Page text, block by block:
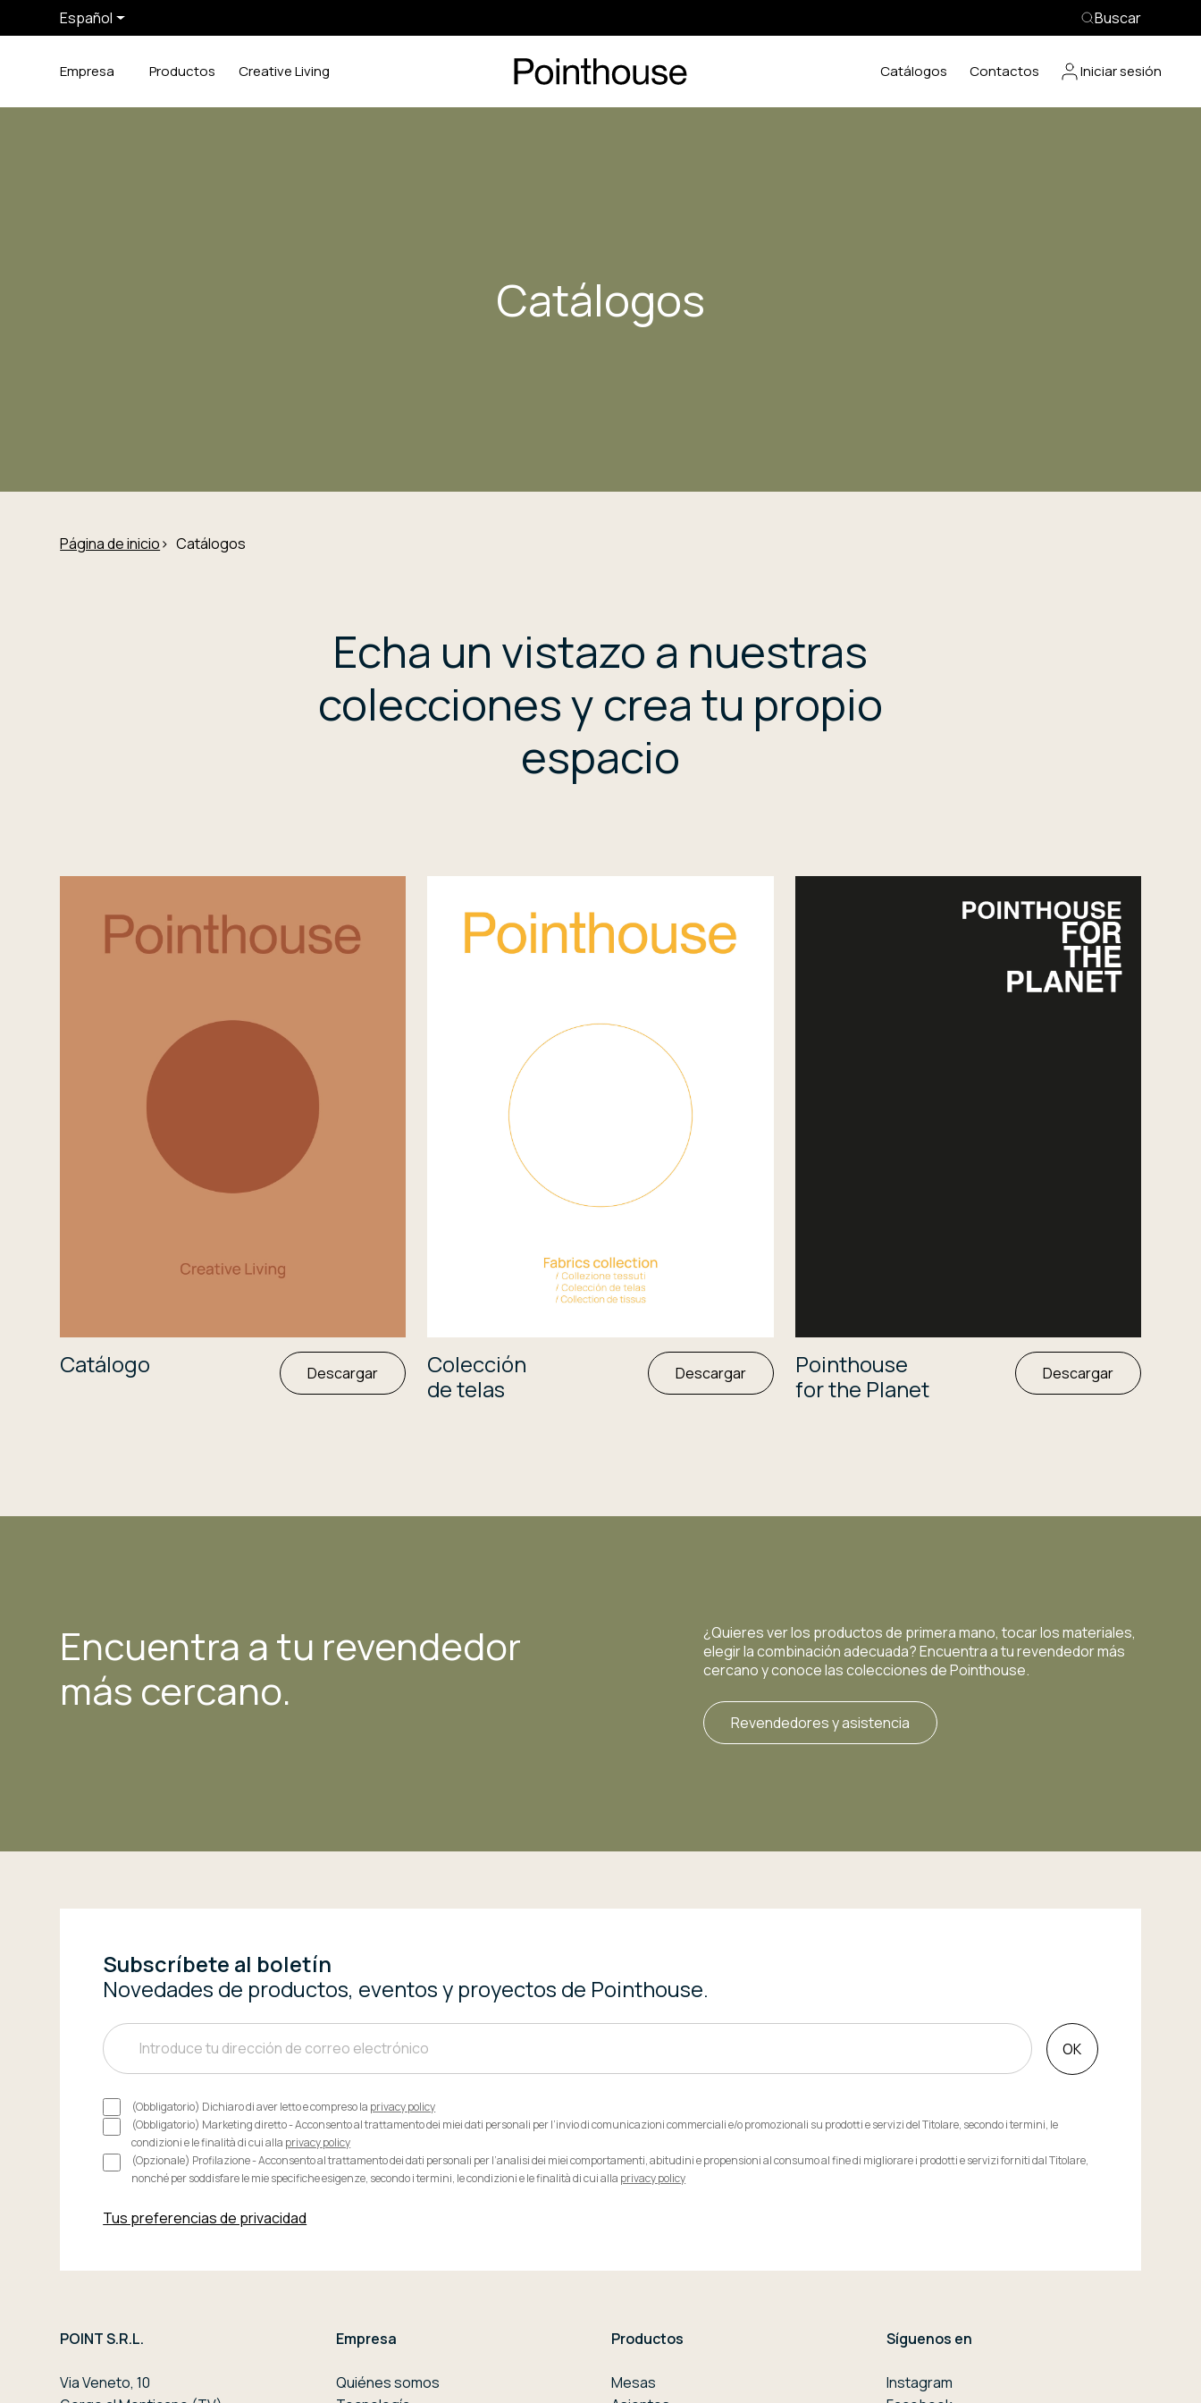
Español Buscar
Empresa Productos Creative Living Catálogos Contactos Iniciar sesión
Catálogos
Página de inicio Catálogos
Echa un vistazo a nuestras
colecciones y crea tu propio
espacio
Catálogo Descargar
Colección
de telas
Descargar
Pointhouse
for the Planet
Descargar
Encuentra a tu revendedor
más cercano.
¿Quieres ver los productos de primera mano, tocar los materiales,
elegir la combinación adecuada? Encuentra a tu revendedor más
cercano y conoce las colecciones de Pointhouse.
Revendedores y asistencia
POINT S.R.L.
Via Veneto, 10
Empresa
Quiénes somos
Productos
Mesas
Síguenos en
Instagram
Subscríbete al boletín
Novedades de productos, eventos y proyectos de Pointhouse.
OK
(Obbligatorio) Dichiaro di aver letto e compreso la privacy policy
(Obbligatorio) Marketing diretto - Acconsento al trattamento dei miei dati personali per l’invio di comunicazioni commerciali e/o promozionali su prodotti e servizi del Titolare, secondo i termini, le
condizioni e le finalità di cui alla privacy policy
(Opzionale) Profilazione - Acconsento al trattamento dei dati personali per l’analisi dei miei comportamenti, abitudini e propensioni al consumo al fine di migliorare i prodotti e servizi forniti dal Titolare,
nonché per soddisfare le mie specifiche esigenze, secondo i termini, le condizioni e le finalità di cui alla privacy policy
Tus preferencias de privacidad